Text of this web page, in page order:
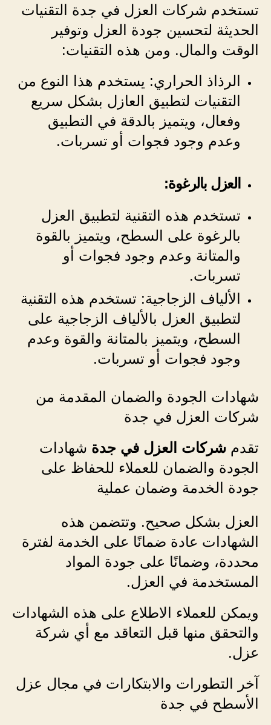
تستخدم شركات العزل في جدة التقنيات
الحديثة لتحسين جودة العزل وتوفير
الوقت والمال. ومن هذه التقنيات:
الرذاذ الحراري: يستخدم هذا النوع من
التقنيات لتطبيق العازل بشكل سريع
وفعال، ويتميز بالدقة في التطبيق
وعدم وجود فجوات أو تسربات.
العزل بالرغوة:
تستخدم هذه التقنية لتطبيق العزل
بالرغوة على السطح، ويتميز بالقوة
والمتانة وعدم وجود فجوات أو
تسربات.
الألياف الزجاجية: تستخدم هذه التقنية
لتطبيق العزل بالألياف الزجاجية على
السطح، ويتميز بالمتانة والقوة وعدم
وجود فجوات أو تسربات.
شهادات الجودة والضمان المقدمة من
شركات العزل في جدة
تقدم شركات العزل في جدة شهادات
الجودة والضمان للعملاء للحفاظ على
جودة الخدمة وضمان عملية
العزل بشكل صحيح. وتتضمن هذه
الشهادات عادة ضمانًا على الخدمة لفترة
محددة، وضمانًا على جودة المواد
المستخدمة في العزل.
ويمكن للعملاء الاطلاع على هذه الشهادات
والتحقق منها قبل التعاقد مع أي شركة
عزل.
آخر التطورات والابتكارات في مجال عزل
الأسطح في جدة